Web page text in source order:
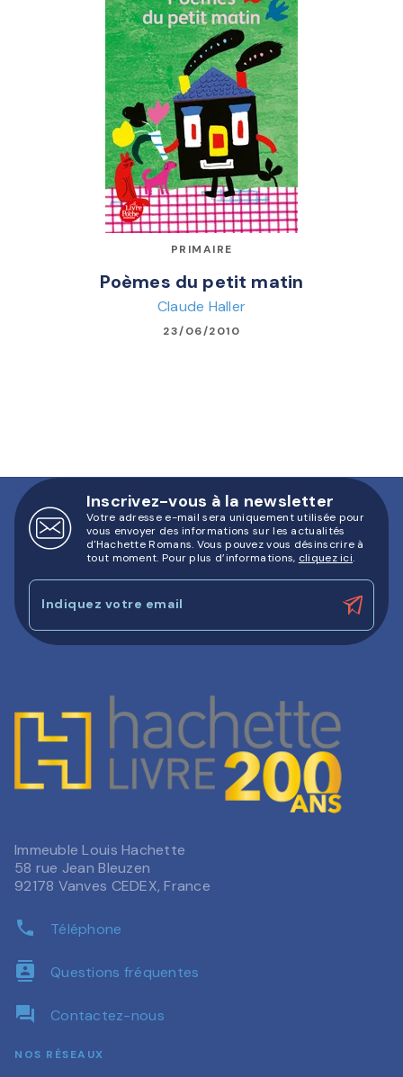
PRIMAIRE
Poèmes du petit matin
Claude Haller
23/06/2010
Inscrivez-vous à la newsletter
Votre adresse e-mail sera uniquement utilisée pour
vous envoyer des informations sur les actualités
d'Hachette Romans. Vous pouvez vous désinscrire à
tout moment. Pour plus d’informations, cliquez ici.
Indiquez votre email
Immeuble Louis Hachette
58 rue Jean Bleuzen
92178 Vanves CEDEX, France
phone Téléphone
contacts Questions fréquentes
question_answer Contactez-nous
NOS RÉSEAUX